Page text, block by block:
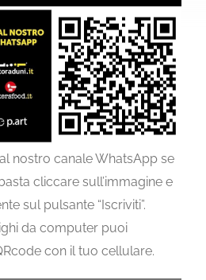
nostro canale WhatsApp se
cliccare sull’immagine e
sul pulsante “Iscriviti”.
da computer puoi
con il tuo cellulare.